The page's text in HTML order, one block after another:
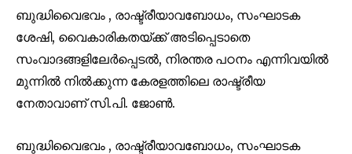
ബുദ്ധിവൈഭവം , രാഷ്ട്രീയാവബോധം, സംഘാടക
ശേഷി, വൈകാരികതയ്ക്ക് അടിപ്പെടാതെ
സംവാദങ്ങളിലേർപ്പെടൽ, നിരന്തര പഠനം എന്നിവയിൽ
മുന്നിൽ നിൽക്കുന്ന കേരളത്തിലെ രാഷ്ട്രീയ
നേതാവാണ് സി.പി. ജോൺ.
ബുദ്ധിവൈഭവം , രാഷ്ട്രീയാവബോധം, സംഘാടക